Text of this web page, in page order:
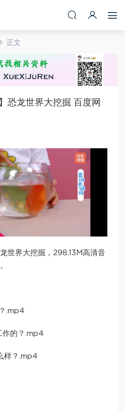
正文
恐龙世界大挖掘 百度网
世界大挖掘，298.13M高清音
.mp4
作的？.mp4
样？.mp4